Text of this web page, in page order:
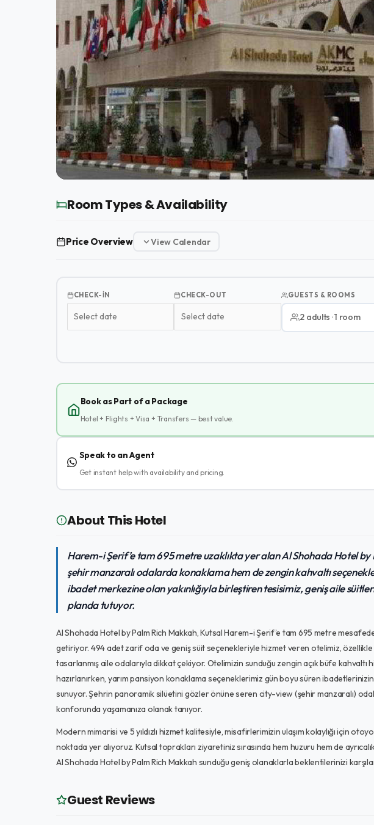
Room Types & Availability
Price Overview View Calendar
CHECK-IN CHECK-OUT GUESTS & ROOMS
2 adults · 1 room
Book as Part of a Package
Hotel + Flights + Visa + Transfers — best value.
Speak to an Agent
Get instant help with availability and pricing.
About This Hotel
Harem-i Şerif’e tam 695 metre uzaklıkta yer alan Al Shohada Hotel
şehir manzaralı odalarda konaklama hem de zengin kahvaltı
ibadet merkezine olan yakınlığıyla birleştiren tesisimiz, geniş aile
planda tutuyor.
Al Shohada Hotel by Palm Rich Makkah, Kutsal Harem-i Şerif’e tam 695 metre
getiriyor. 494 adet zarif oda ve geniş süit seçenekleriyle hizmet veren otelimiz, özellikle
tasarlanmış aile odalarıyla dikkat çekiyor. Otelimizin sunduğu zengin açık büfe kahvaltı
hazırlanırken, yarım pansiyon konaklama seçeneklerimiz gün boyu süren
sunuyor. Şehrin panoramik silüetini gözler önüne seren city-view (şehir manzaralı)
konforunda yaşamanıza olanak tanıyor.
Modern mimarisi ve 5 yıldızlı hizmet kalitesiyle, misafirlerimizin ulaşım kolaylığı için
noktada yer alıyoruz. Kutsal toprakları ziyaretiniz sırasında hem huzuru hem de
Al Shohada Hotel by Palm Rich Makkah sunduğu geniş olanaklarla beklentilerinizi
Guest Reviews